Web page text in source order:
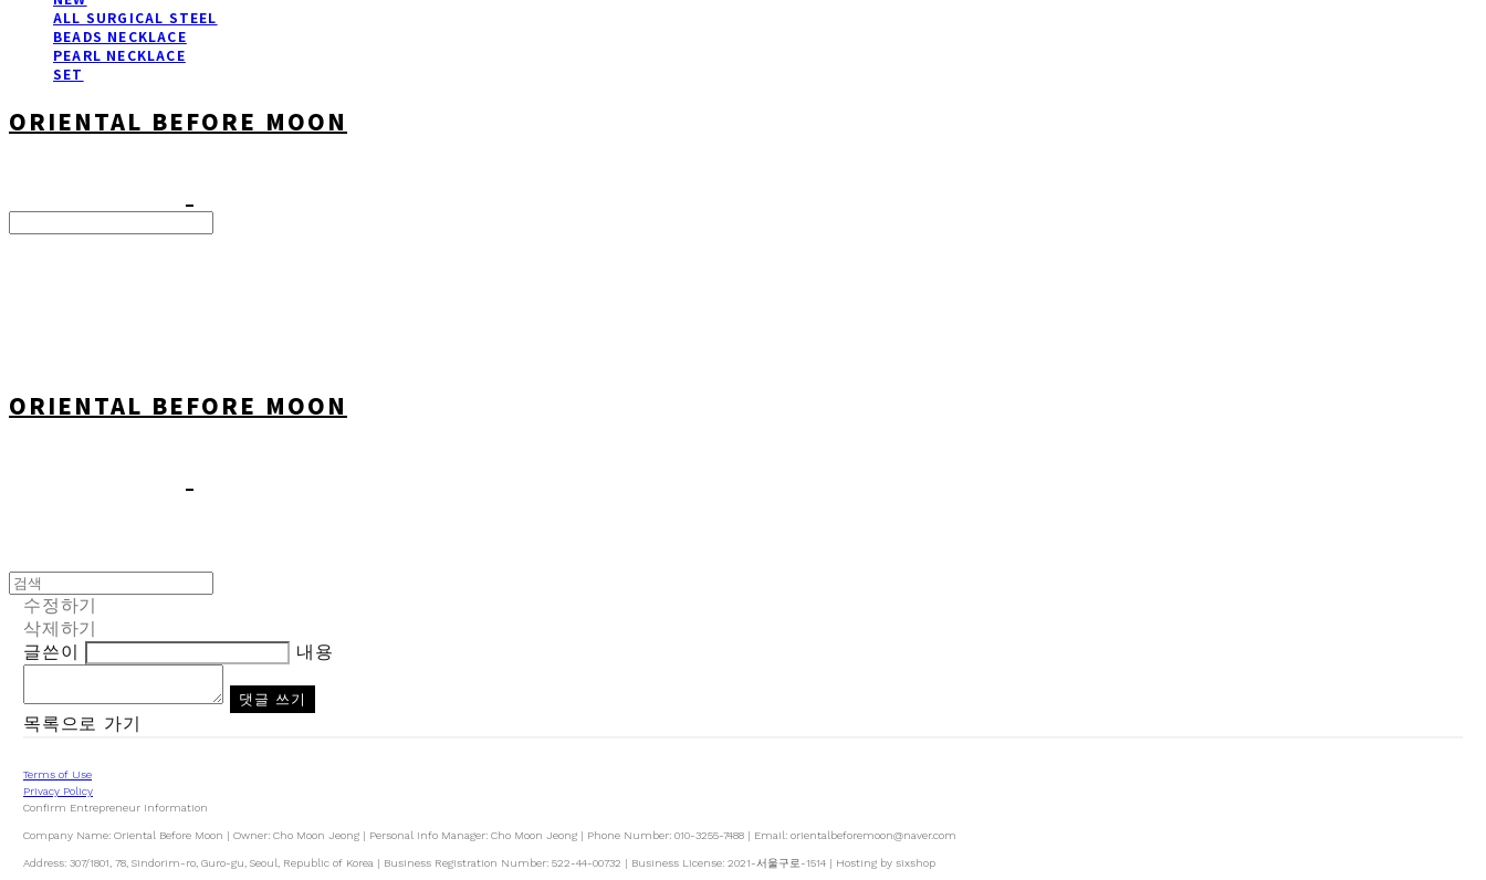
ALL SURGICAL STEEL
BEADS NECKLACE
PEARL NECKLACE
SET
ORIENTAL BEFORE MOON
ORIENTAL BEFORE MOON
수정하기
삭제하기
글쓴이
내용
댓글 쓰기
목록으로 가기
Terms of Use
Privacy Policy
Confirm Entrepreneur Information
Company Name: Oriental Before Moon | Owner: Cho Moon Jeong | Personal Info Manager: Cho Moon Jeong | Phone Number: 010-3255-7488 | Email: orientalbeforemoon@naver.com
Address: 307/1801, 78, Sindorim-ro, Guro-gu, Seoul, Republic of Korea | Business Registration Number: 522-44-00732 | Business License: 2021-서울구로-1514 | Hosting by sixshop